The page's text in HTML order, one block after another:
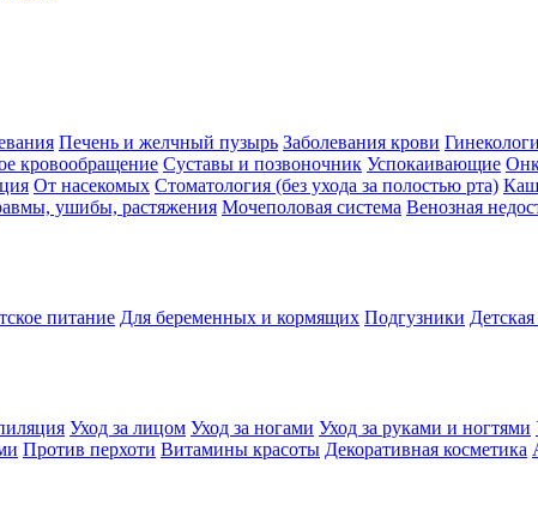
Печень и желчный пузырь Заболевания крови
кровообращение Суставы и позвоночник Успокаивающие
От насекомых Стоматология (без ухода за полостью рта)
ушибы, растяжения Мочеполовая система Венозная
питание Для беременных и кормящих Подгузники
Уход за лицом Уход за ногами Уход за руками и ногтями
Против перхоти Витамины красоты Декоративная косметика